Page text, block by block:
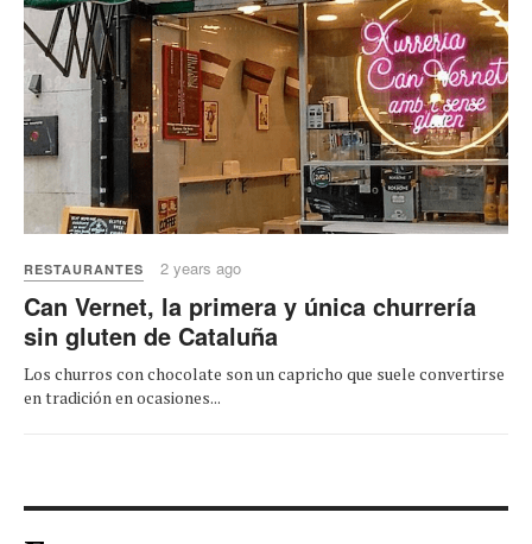
RESTAURANTES 2 years ago
Can Vernet, la primera y única churrería
sin gluten de Cataluña
Los churros con chocolate son un capricho que suele convertirse
en tradición en ocasiones...